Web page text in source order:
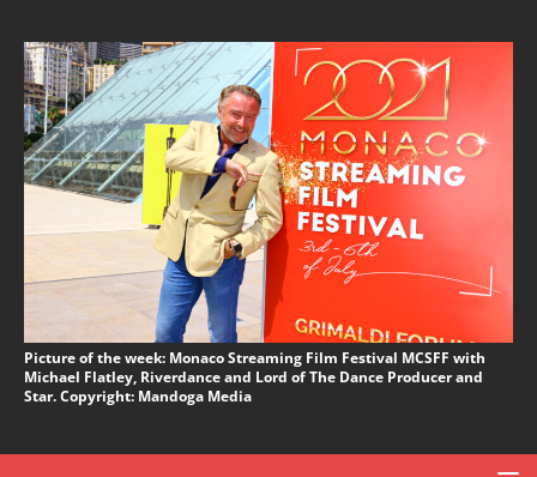
Picture of the week: Monaco Streaming Film Festival MCSFF with
Michael Flatley, Riverdance and Lord of The Dance Producer and
Star. Copyright: Mandoga Media